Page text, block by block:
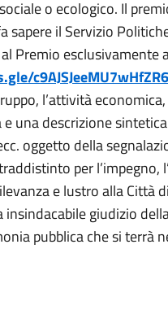
o ecologico. Il
sapere il Servizio
Premio
c9AJSJeeMU7wHfZR6
l’attività
una descrizione
oggetto della
per l’impegno,
e lustro alla Città
insindacabile giudizio
pubblica che si terrà